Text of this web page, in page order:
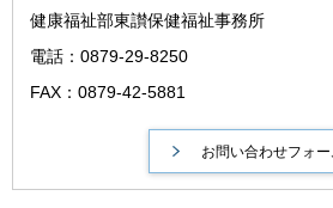
健康福祉部東讃保健福祉事務所
電話：0879-29-8250
FAX：0879-42-5881